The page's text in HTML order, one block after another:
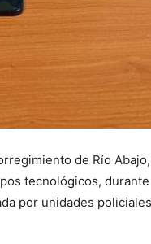
de Río
tecnológicos,
por unidades